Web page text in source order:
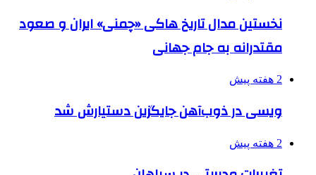
نخستین مدال تاریخ هاکی «چمنی» ایران و صعود
مقتدرانه به جام جهانی
2 هفته پیش
ویسی در ذوب‌آهن جایگزین دستیارش شد
2 هفته پیش